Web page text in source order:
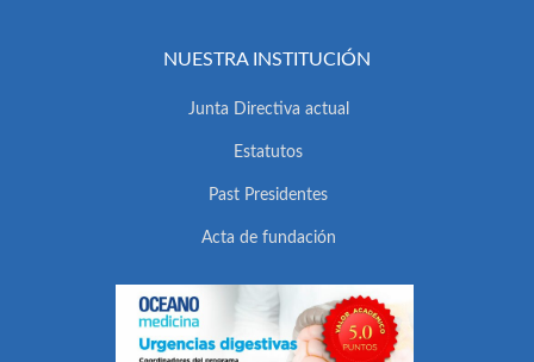
NUESTRA INSTITUCIÓN
Junta Directiva actual
Estatutos
Past Presidentes
Acta de fundación